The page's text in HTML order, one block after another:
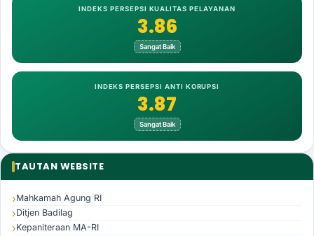
INDEKS PERSEPSI KUALITAS PELAYANAN
3.86
Sangat Baik
INDEKS PERSEPSI ANTI KORUPSI
3.87
Sangat Baik
TAUTAN WEBSITE
Mahkamah Agung RI
Ditjen Badilag
Kepaniteraan MA-RI